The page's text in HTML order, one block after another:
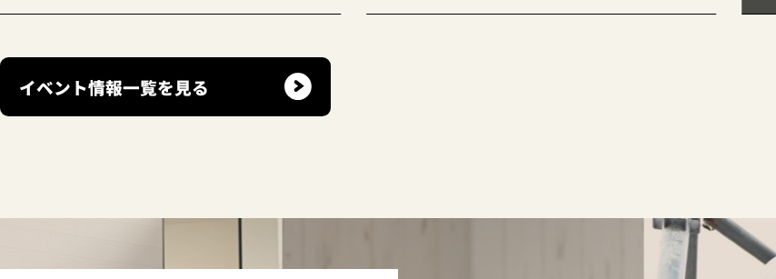
イベント情報一覧を見る